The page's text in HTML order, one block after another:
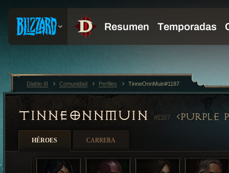
TINNEONNMUIN #1187 PURPLE
HÉROES CARRERA
Diablo III Comunidad Perfiles TinneOnnMuin#1187